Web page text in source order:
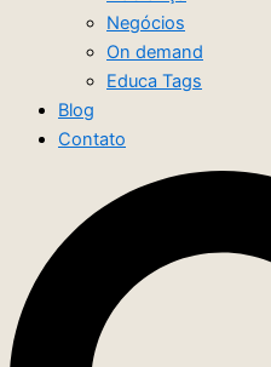
Negócios
On demand
Educa Tags
Blog
Contato